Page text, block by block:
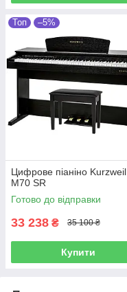
Топ –5%
Цифрове піаніно Kurzweil
M70 SR
Готово до відправки
33 238 ₴ 35 100 ₴
Купити